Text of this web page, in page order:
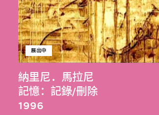
納里尼．馬拉尼
展出中
記憶：記錄/刪除
1996